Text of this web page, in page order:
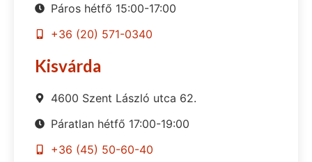
Páros hétfő 15:00-17:00
+36 (20) 571-0340
Kisvárda
4600 Szent László utca 62.
Páratlan hétfő 17:00-19:00
+36 (45) 50-60-40